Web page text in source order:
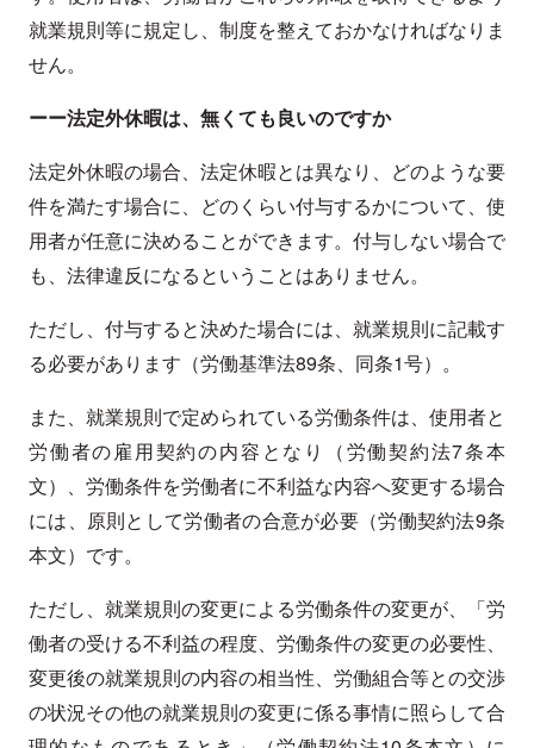
就業規則等に規定し、制度を整えておかなければなりま
せん。
ーー法定外休暇は、無くても良いのですか
法定外休暇の場合、法定休暇とは異なり、どのような要
件を満たす場合に、どのくらい付与するかについて、使
用者が任意に決めることができます。付与しない場合で
も、法律違反になるということはありません。
ただし、付与すると決めた場合には、就業規則に記載す
る必要があります（労働基準法89条、同条1号）。
また、就業規則で定められている労働条件は、使用者と
労働者の雇用契約の内容となり（労働契約法7条本
文）、労働条件を労働者に不利益な内容へ変更する場合
には、原則として労働者の合意が必要（労働契約法9条
本文）です。
ただし、就業規則の変更による労働条件の変更が、「労
働者の受ける不利益の程度、労働条件の変更の必要性、
変更後の就業規則の内容の相当性、労働組合等との交渉
の状況その他の就業規則の変更に係る事情に照らして合